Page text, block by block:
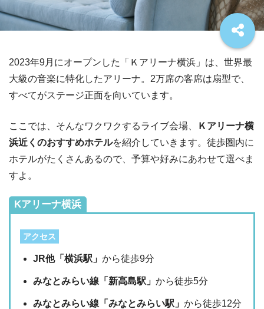
2023年9月にオープンした「Ｋアリーナ横浜」は、世界最
大級の音楽に特化したアリーナ。2万席の客席は扇型で、
すべてがステージ正面を向いています。
ここでは、そんなワクワクするライブ会場、
Ｋアリーナ横
浜近くのおすすめホテルを紹介していきます。徒歩圏内に
ホテルがたくさんあるので、予算や好みにあわせて選べま
すよ。
Kアリーナ横浜
アクセス
JR他「横浜駅」から徒歩9分
みなとみらい線「新高島駅」から徒歩5分
みなとみらい線「みなとみらい駅」から徒歩12分